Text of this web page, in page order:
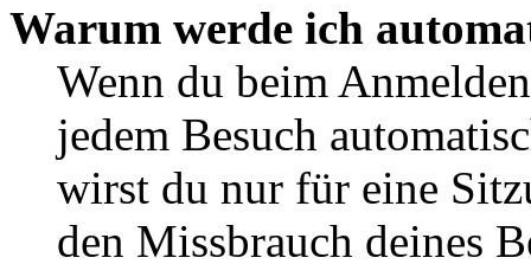
Warum werde ich
Wenn du beim
jedem Besuch
wirst du nur für eine
den Missbrauch deines